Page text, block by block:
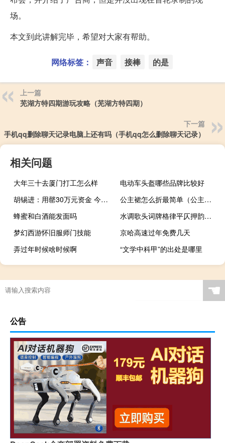
场。
本文到此讲解完毕，希望对大家有帮助。
网络标签： 声音 接棒 的是
上一篇
芜湖方特四期游玩攻略（芜湖方特四期）
下一篇
手机qq删除聊天记录电脑上还有吗（手机qq怎么删除聊天记录）
相关问题
大年三十去厦门打工怎么样
电动车头盔哪些品牌比较好
胡锡进：用罄30万元资金 今天继续给两只股票加仓
公主裙怎么折最简单（公主裙怎么折）
蜂蜜和白酒能发面吗
水调歌头词牌格律平仄押韵表（水调歌头词牌格律）
梦幻西游怀旧服师门技能
京哈高速过年免费几天
弄过年时候啥时候啊
“文学中科甲”的出处是哪里
☚
公告